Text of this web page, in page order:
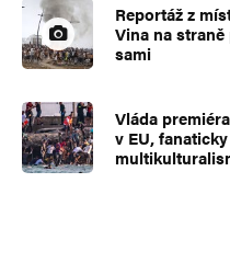
Reportáž z
Vina na
sami
Vláda
v EU,